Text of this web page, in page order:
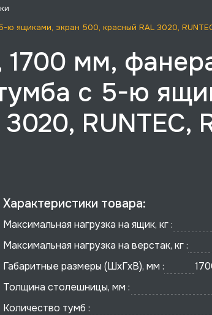
ящиками, экран 500, красный RAL 3020,
1700 мм,
с 5-ю
RUNTEC,
Характеристики товара:
Максимальная нагрузка на ящик, кг :
Максимальная нагрузка на верстак, кг :
Габаритные размеры (ШхГхВ), мм :
Толщина столешницы, мм :
Количество тумб :